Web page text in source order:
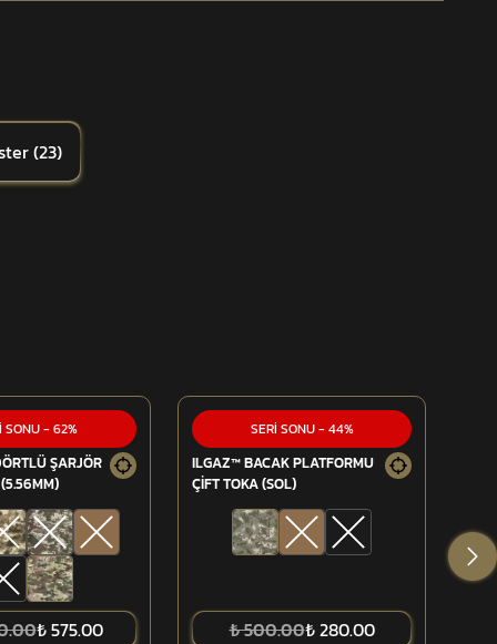
(23)
SONU- 62%
ŞARJÖR
₺ 575.00
SERİ SONU- 44%
ILGAZ™ BACAK PLATFORMU
ÇİFT TOKA (SOL)
₺ 500.00₺ 280.00